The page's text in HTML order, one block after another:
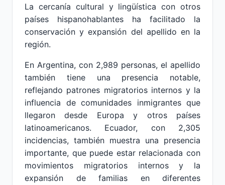
La cercanía cultural y lingüística con otros
países hispanohablantes ha facilitado la
conservación y expansión del apellido en la
región.
En Argentina, con 2,989 personas, el apellido
también tiene una presencia notable,
reflejando patrones migratorios internos y la
influencia de comunidades inmigrantes que
llegaron desde Europa y otros países
latinoamericanos. Ecuador, con 2,305
incidencias, también muestra una presencia
importante, que puede estar relacionada con
movimientos migratorios internos y la
expansión de familias en diferentes